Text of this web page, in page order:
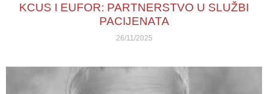
KCUS I EUFOR: PARTNERSTVO U SLUŽBI
PACIJENATA
26/11/2025